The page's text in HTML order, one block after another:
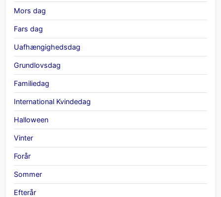
Mors dag
Fars dag
Uafhængighedsdag
Grundlovsdag
Familiedag
International Kvindedag
Halloween
Vinter
Forår
Sommer
Efterår